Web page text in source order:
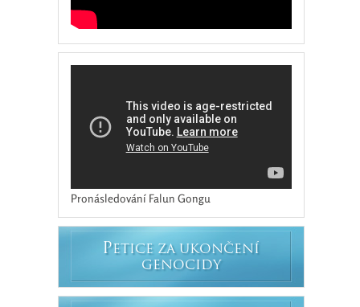
Pronásledování Falun Gongu
PETICE ZA UKONČENÍ
GENOCIDY